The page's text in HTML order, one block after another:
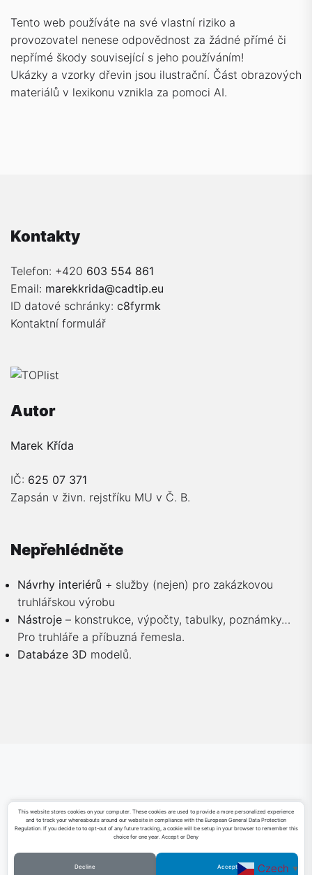
Tento web používáte na své vlastní riziko a
provozovatel nenese odpovědnost za žádné přímé či
nepřímé škody související s jeho používáním!
Ukázky a vzorky dřevin jsou ilustrační. Část obrazových
materiálů v lexikonu vznikla za pomoci AI.
Kontakty
Telefon: +420 603 554 861
Email: marekkrida@cadtip.eu
ID datové schránky: c8fyrmk
Kontaktní formulář
Autor
Marek Křída
IČ: 625 07 371
Zapsán v živn. rejstříku MU v Č. B.
Nepřehlédněte
Návrhy interiérů + služby (nejen) pro zakázkovou
truhlářskou výrobu
Nástroje – konstrukce, výpočty, tabulky, poznámky…
Pro truhláře a příbuzná řemesla.
Databáze 3D modelů.
Sketchfab Facebook LinkedIn YouTube
This website stores cookies on your computer. These cookies are used to provide a more personalized experience
and to track your whereabouts around our website in compliance with the European General Data Protection
Regulation. If you decide to to opt-out of any future tracking, a cookie will be setup in your browser to remember this
choice for one year. Accept or Deny
Decline Accept Czech ▼